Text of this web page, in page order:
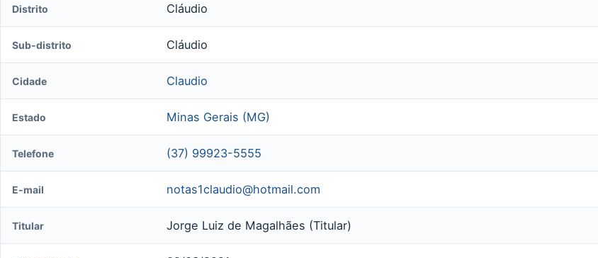
Distrito Cláudio
Sub-distrito Cláudio
Cidade Claudio
Estado Minas Gerais (MG)
Telefone (37) 99923-5555
E-mail notas1claudio@hotmail.com
Titular Jorge Luiz de Magalhães (Titular)